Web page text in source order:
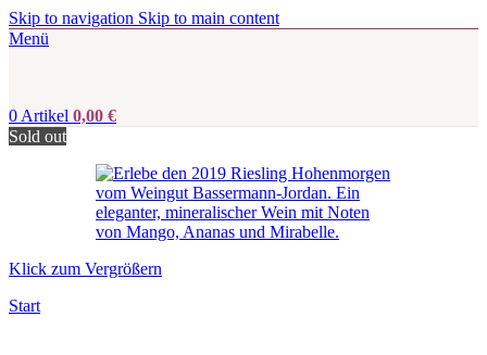
Skip to navigation Skip to main content
Menü
0 Artikel 0,00 €
Sold out
Klick zum Vergrößern
Start